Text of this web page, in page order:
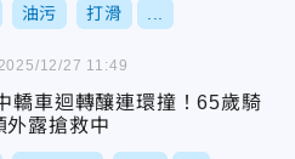
油污 打滑
轎車迴轉釀連環撞！65歲騎
外露搶救中
2025/12/27 11:49